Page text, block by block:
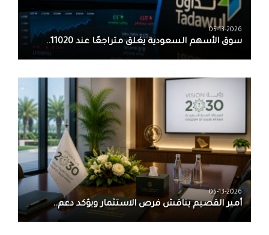
05-13-2026
سوق الأسهم السعودية يغلق متراجعًا عند 11020..
05-13-2026
أمير القصيم يناقش فرص الاستثمار ويؤكد دعم..